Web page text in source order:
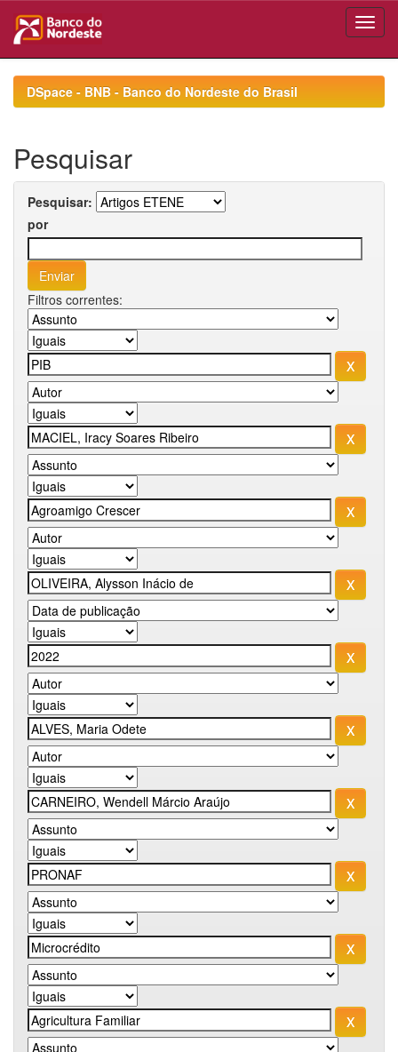
navigationDSpace - BNB - Banco do Nordeste do Brasil
Pesquisar
Pesquisar:
por
Filtros correntes: